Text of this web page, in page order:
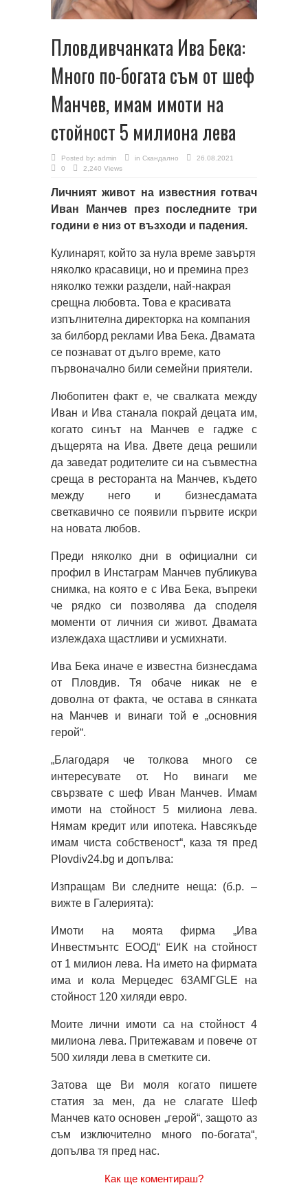
Пловдивчанката Ива Бека:
Много по-богата съм от шеф
Манчев, имам имоти на
стойност 5 милиона лева
Posted by: admin in Скандално
26.08.2021
0
2,240 Views
Личният живот на известния готвач
Иван Манчев през последните три
години е низ от възходи и падения.
Кулинарят, който за нула време завъртя
няколко красавици, но и премина през
няколко тежки раздели, най-накрая
срещна любовта. Това е красивата
изпълнителна директорка на компания
за билборд реклами Ива Бека. Двамата
се познават от дълго време, като
първоначално били семейни приятели.
Любопитен факт е, че свалката между
Иван и Ива станала покрай децата им,
когато синът на Манчев е гадже с
дъщерята на Ива. Двете деца решили
да заведат родителите си на съвместна
среща в ресторанта на Манчев, където
между него и бизнесдамата
светкавично се появили първите искри
на новата любов.
Преди няколко дни в официални си
профил в Инстаграм Манчев публикува
снимка, на която е с Ива Бека, въпреки
че рядко си позволява да споделя
моменти от личния си живот. Двамата
излеждаха щастливи и усмихнати.
Ива Бека иначе е известна бизнесдама
от Пловдив. Тя обаче никак не е
доволна от факта, че остава в сянката
на Манчев и винаги той е „основния
герой“.
„Благодаря че толкова много се
интересувате от. Но винаги ме
свързвате с шеф Иван Манчев. Имам
имоти на стойност 5 милиона лева.
Нямам кредит или ипотека. Навсякъде
имам чиста собственост“, каза тя пред
Plovdiv24.bg и допълва:
Изпращам Ви следните неща: (б.р. –
вижте в Галерията):
Имоти на моята фирма „Ива
Инвестмънтс ЕООД“ ЕИК на стойност
от 1 милион лева. На името на фирмата
има и кола Мерцедес 63АМГGLE на
стойност 120 хиляди евро.
Моите лични имоти са на стойност 4
милиона лева. Притежавам и повече от
500 хиляди лева в сметките си.
Затова ще Ви моля когато пишете
статия за мен, да не слагате Шеф
Манчев като основен „герой“, защото аз
съм изключително много по-богата“,
допълва тя пред нас.
Как ще коментираш?